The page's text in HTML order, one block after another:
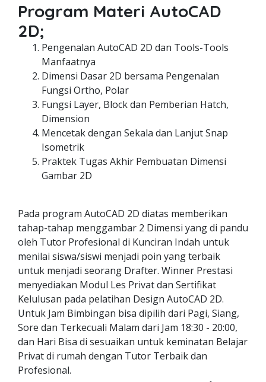
Program Materi AutoCAD
2D;
Pengenalan AutoCAD 2D dan Tools-Tools
Manfaatnya
Dimensi Dasar 2D bersama Pengenalan
Fungsi Ortho, Polar
Fungsi Layer, Block dan Pemberian Hatch,
Dimension
Mencetak dengan Sekala dan Lanjut Snap
Isometrik
Praktek Tugas Akhir Pembuatan Dimensi
Gambar 2D
Pada program AutoCAD 2D diatas memberikan
tahap-tahap menggambar 2 Dimensi yang di pandu
oleh Tutor Profesional di Kunciran Indah untuk
menilai siswa/siswi menjadi poin yang terbaik
untuk menjadi seorang Drafter. Winner Prestasi
menyediakan Modul Les Privat dan Sertifikat
Kelulusan pada pelatihan Design AutoCAD 2D.
Untuk Jam Bimbingan bisa dipilih dari Pagi, Siang,
Sore dan Terkecuali Malam dari Jam 18:30 - 20:00,
dan Hari Bisa di sesuaikan untuk keminatan Belajar
Privat di rumah dengan Tutor Terbaik dan
Profesional.